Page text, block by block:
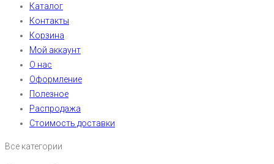
Каталог
Контакты
Корзина
Мой аккаунт
О нас
Оформление
Полезное
Распродажа
Стоимость доставки
Все категории